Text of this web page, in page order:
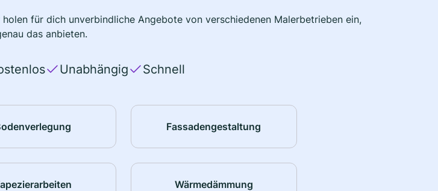
für dich unverbindliche Angebote von verschiedenen Malerbetrieben ein,
das anbieten.
Unabhängig Schnell
Fassadengestaltung
Wärmedämmung